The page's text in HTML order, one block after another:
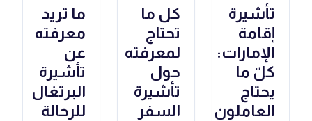
تأشيرة
إقامة
الإمارات:
كلّ ما
يحتاج
العاملون
كل ما
تحتاج
لمعرفته
حول
تأشيرة
السفر
ما تريد
معرفته
عن
تأشيرة
البرتغال
للرحالة